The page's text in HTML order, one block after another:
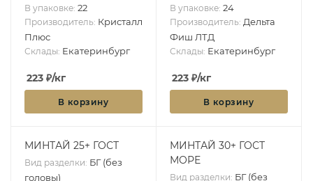
В упаковке: 22
Производитель: Кристалл
Плюс
Склады: Екатеринбург
223 ₽/кг
В корзину
В упаковке: 24
Производитель: Дельта
Фиш ЛТД
Склады: Екатеринбург
223 ₽/кг
В корзину
МИНТАЙ 25+ ГОСТ
Вид разделки: БГ (без
головы)
МИНТАЙ 30+ ГОСТ
МОРЕ
Вид разделки: БГ (без